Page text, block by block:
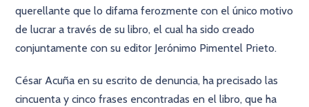
querellante que lo difama ferozmente con el único motivo
de lucrar a través de su libro, el cual ha sido creado
conjuntamente con su editor Jerónimo Pimentel Prieto.
César Acuña en su escrito de denuncia, ha precisado las
cincuenta y cinco frases encontradas en el libro, que ha